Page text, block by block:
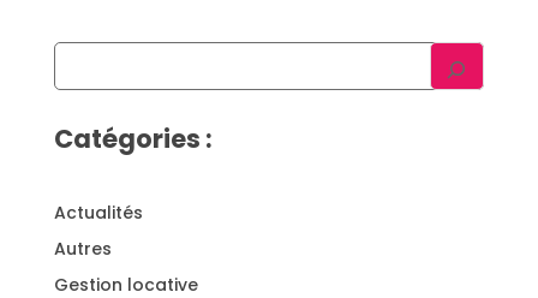
Catégories :
Actualités
Autres
Gestion locative